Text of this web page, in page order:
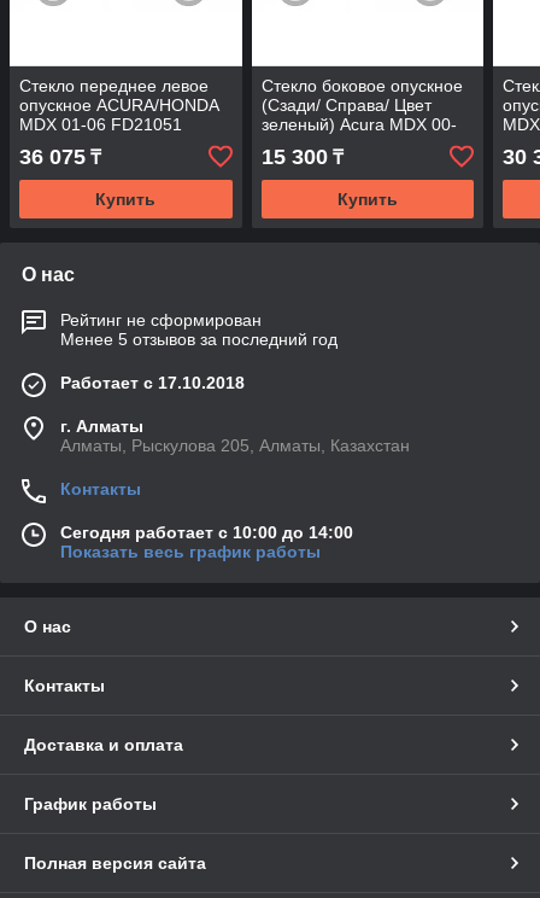
Стекло переднее левое
опускное ACURA/HONDA
MDX 01-06 FD21051
36 075 ₸
Купить
Стекло боковое опускное
(Сзади/ Справа/ Цвет
зеленый) Acura MDX 00-
06 / Honda MDX 03-06
15 300₸
Купить
30
О нас
Рейтинг не сформирован
Менее 5 отзывов за последний год
Работает с 17.10.2018
г. Алматы
Алматы, Рыскулова 205, Алматы, Казахстан
Контакты
Сегодня работает с 10:00 до 14:00
Показать весь график работы
О нас
Контакты
Доставка и оплата
График работы
Полная версия сайта